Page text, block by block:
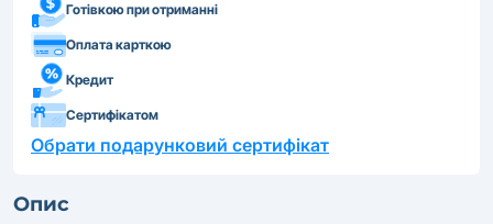
Готівкою при отриманні
Оплата карткою
Кредит
Сертифікатом
Обрати подарунковий сертифікат
Опис